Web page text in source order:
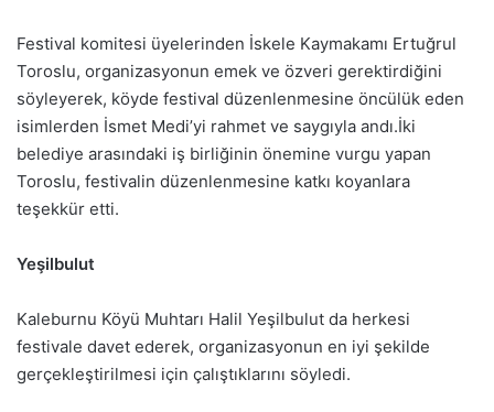
Festival komitesi üyelerinden İskele Kaymakamı Ertuğrul
Toroslu, organizasyonun emek ve özveri gerektirdiğini
söyleyerek, köyde festival düzenlenmesine öncülük eden
isimlerden İsmet Medi’yi rahmet ve saygıyla andı.İki
belediye arasındaki iş birliğinin önemine vurgu yapan
Toroslu, festivalin düzenlenmesine katkı koyanlara
teşekkür etti.
Yeşilbulut
Kaleburnu Köyü Muhtarı Halil Yeşilbulut da herkesi
festivale davet ederek, organizasyonun en iyi şekilde
gerçekleştirilmesi için çalıştıklarını söyledi.